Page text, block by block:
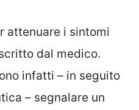
attenuare i sintomi
dal medico.
infatti – in seguito
– segnalare un